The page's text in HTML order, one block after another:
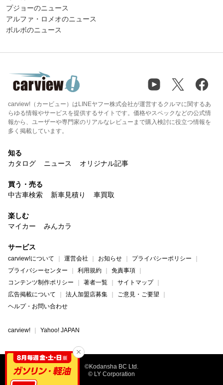
プジョーのニュース
アルファ・ロメオのニュース
ボルボのニュース
carview!（カービュー）はLINEヤフー株式会社が運営するクルマに関するあ
らゆる情報やサービスを提供するサイトです。価格やスペックなどの公式情
報から、ユーザーや専門家のリアルなレビューまで購入検討に役立つ情報を
多く掲載しています。
知る
カタログ
ニュース オリジナル記事
買う・売る
中古車検索
新車見積り 車買取
楽しむ
マイカー
みんカラ
サービス
carview!について 運営会社 お知らせ
プライバシーポリシー
プライバシーセンター
利用規約
免責事項
コンテンツ制作ポリシー
著者一覧
サイトマップ
広告掲載について
法人加盟店募集
ご意見・ご要望
ヘルプ・お問い合わせ
carview! Yahoo! JAPAN
©Kodansha BC Ltd.
© LY Corporation